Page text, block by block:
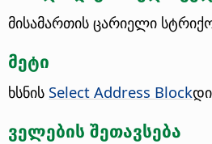
მისამართის ცარიელი
მეტი
ხსნის Select Address Block
ველების შეთავსება